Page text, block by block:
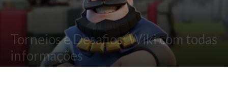
Torneios e Desafios: Wiki com todas
informações